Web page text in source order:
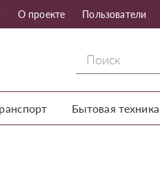
О проекте Пользователи
Бытовая техника